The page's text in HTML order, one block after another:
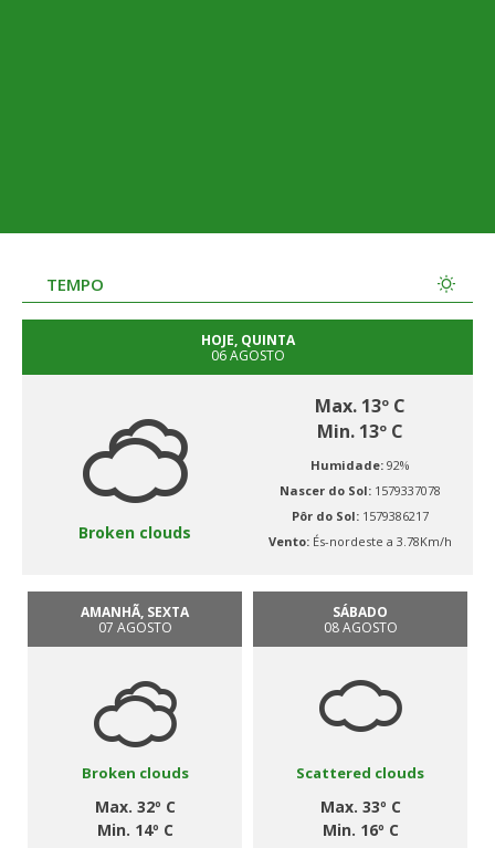
TEMPO
HOJE, QUINTA
06 AGOSTO
Broken clouds
Max. 13º C
Min. 13º C
Humidade: 92%
Nascer do Sol: 1579337078
Pôr do Sol: 1579386217
Vento: És-nordeste a 3.78Km/h
AMANHÃ, SEXTA
07 AGOSTO
Broken clouds
Max. 32º C
Min. 14º C
SÁBADO
08 AGOSTO
Scattered clouds
Max. 33º C
Min. 16º C